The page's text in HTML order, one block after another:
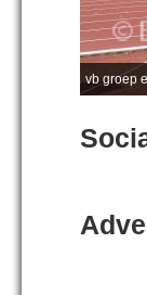
vb groep